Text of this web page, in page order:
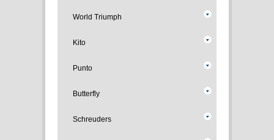
World Triumph
Kito
Punto
Butterfly
Schreuders